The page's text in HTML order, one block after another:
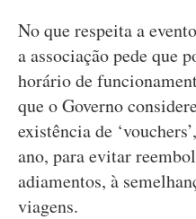
No que respeita a
a associação pede que
horário de
que o Governo
existência de
ano, para evitar
adiamentos, à
viagens.